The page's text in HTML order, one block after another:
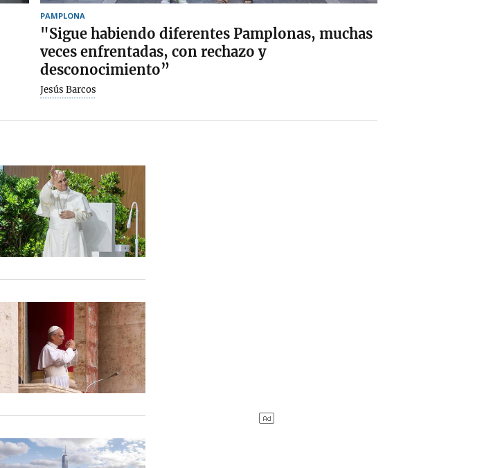
PAMPLONA
"Sigue habiendo diferentes Pamplonas, muchas
veces enfrentadas, con rechazo y
desconocimiento”
Jesús Barcos